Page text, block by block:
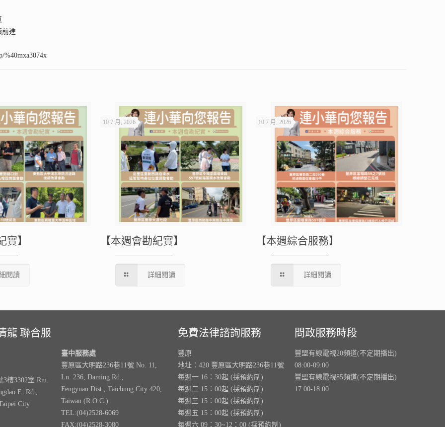
前進
%40mxa3074x
實】
閱讀
10 7 月, 2026
【本週會勘紀實】
詳細閱讀
10 7 月, 2026
【本週綜合服務】
詳細閱讀
龍 聯合服
樓3302室 Rm.
E. Rd.,
City
臺中服務處
豐原區大明路236巷11號 No. 11,
Ln. 236, Daming Rd.,
Fengyuan Dist., Taichung City 420,
Taiwan (R.O.C.)
TEL:(04)2528-6069
FAX:(04)2528-3080
免費法律諮詢服務
豐原
地址：420 豐原區大明路236巷11號
每週一 16：30起 (採預約制)
每週二 15：00起 (採預約制)
每週三 15：00起 (採預約制)
每週五 15：00起 (採預約制)
每週六 09：30~12：00 (採預約制)
問政服務時段
豐盟有線電視20頻道(不定期播出)
08:00-09:00
豐盟有線電視85頻道(不定期播出)
17:00-18:00